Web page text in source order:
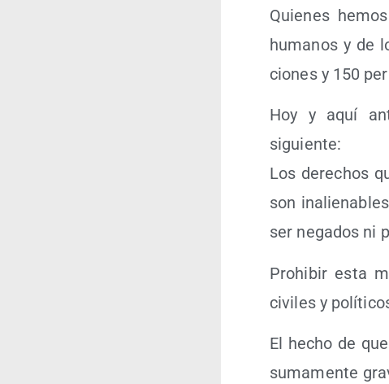
Quie­nes
huma­nos y de
cio­nes y 150
Hoy y aquí
siguiente:
Los dere­chos
son
ser nega­dos ni
Prohi­bir esta
civi­les y
El hecho de
suma­men­te